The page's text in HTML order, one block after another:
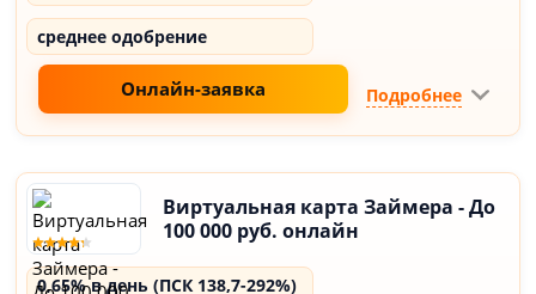
среднее одобрение
Онлайн-заявка Подробнее
Виртуальная карта Займера - До
100 000 руб. онлайн
0,65% в день (ПСК 138,7-292%)